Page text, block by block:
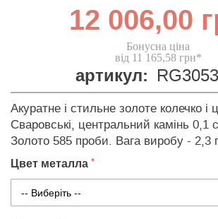
12 006,00
Бонусна ціна
від 11 165,58 грн*
артикул:
Акуратне і стильне золоте колечко і
Сваровські, центральний камінь
Золото 585 проби. Вага виробу - 2,3
Цвет металла